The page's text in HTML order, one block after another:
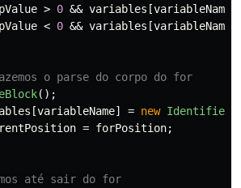
> 0 && variables [variableName
< 0 && variables [variableName
o parse do corpo do for
();
[variableName] = new Identifier
= forPosition;
até sair do for